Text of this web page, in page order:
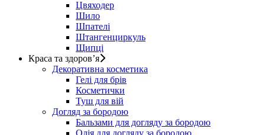
Цвяходер
Шило
Шпателі
Штангенциркуль
Щипці
Краса та здоров’я
Декоративна косметика
Гелі для брів
Косметички
Туш для вій
Догляд за бородою
Бальзами для догляду за бородою
Олія для догляду за бородою